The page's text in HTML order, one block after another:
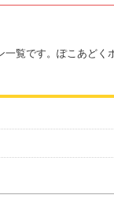
覧です。ぽこあどく